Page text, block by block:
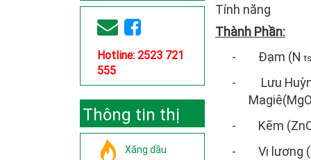
tuyến
Hotline: 2523 721
555
Thông tin thị
trườngXăng dầu
Tính năng
Thành Phần:
- Đạm (N ts
-
Lưu
- Kẽm (ZnO):
- Vi lương